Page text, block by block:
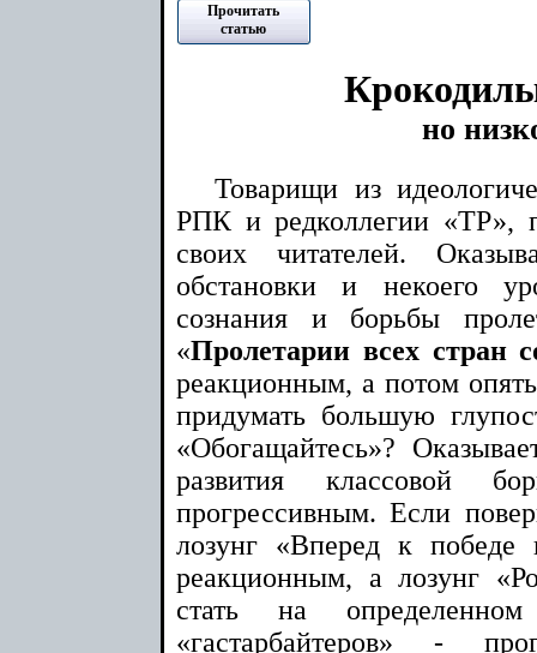
Прочитать
статью
но
Товарищи из
РПК и редколлегии «ТР»,
своих читателей.
обстановки и некоего
сознания и борьбы
«Пролетарии всех стран
реакционным, а потом
придумать большую
«Обогащайтесь»?
развития классовой
прогрессивным. Если
лозунг «Вперед к победе
реакционным, а лозунг
стать на
«гастарбайтеров» -